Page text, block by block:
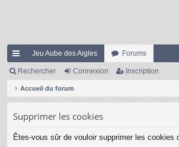
ac
co
s
Jeu Aube des Aigles Forums
Rechercher Connexion Inscription
Accueil du forum
Supprimer les cookies
Êtes-vous sûr de vouloir supprimer les cookies